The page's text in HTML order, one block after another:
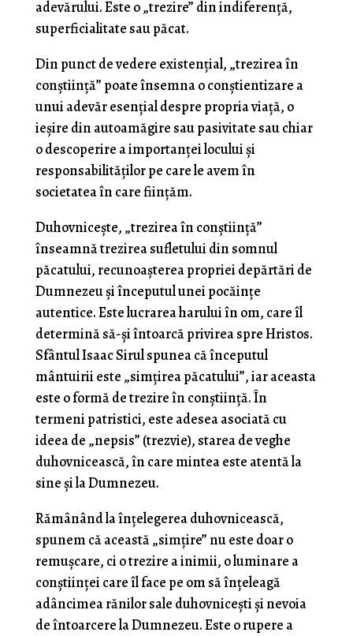
adevărului. Este o „trezire” din indiferență,
superficialitate sau păcat.
Din punct de vedere existențial, „trezirea în
conștiință” poate însemna o conștientizare a
unui adevăr esențial despre propria viață, o
ieșire din autoamăgire sau pasivitate sau chiar
o descoperire a importanței locului și
responsabilităților pe care le avem în
societatea în care ființăm.
Duhovnicește, „trezirea în conștiință”
înseamnă trezirea sufletului din somnul
păcatului, recunoașterea propriei depărtări de
Dumnezeu și începutul unei pocăințe
autentice. Este lucrarea harului în om, care îl
determină să-și întoarcă privirea spre Hristos.
Sfântul Isaac Sirul spunea că începutul
mântuirii este „simțirea păcatului”, iar aceasta
este o formă de trezire în conștiință. În
termeni patristici, este adesea asociată cu
ideea de „nepsis” (trezvie), starea de veghe
duhovnicească, în care mintea este atentă la
sine și la Dumnezeu.
Rămânând la înțelegerea duhovnicească,
spunem că această „simțire” nu este doar o
remușcare, ci o trezire a inimii, o luminare a
conștiinței care îl face pe om să înțeleagă
adâncimea rănilor sale duhovnicești și nevoia
de întoarcere la Dumnezeu. Este o rupere a